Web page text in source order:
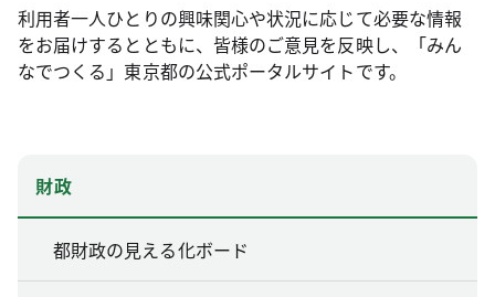
利用者一人ひとりの興味関心や状況に応じて必要な情報
をお届けするとともに、皆様のご意見を反映し、「みん
なでつくる」東京都の公式ポータルサイトです。
財政
都財政の見える化ボード